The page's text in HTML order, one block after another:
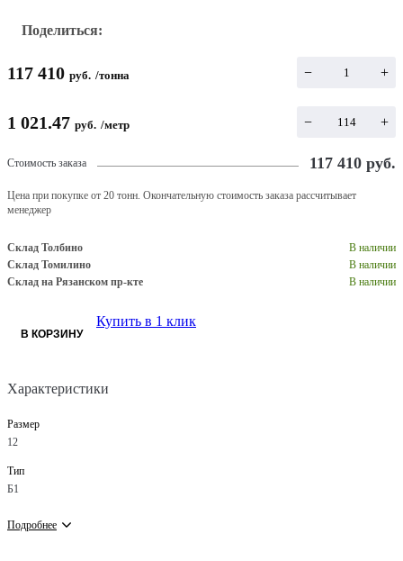
Поделиться:
117 410 руб. /тонна − +
1 021.47 руб. /метр − +
Стоимость заказа 117 410 руб.
Цена при покупке от 20 тонн. Окончательную стоимость заказа рассчитывает
менеджер
Склад Толбино
В наличии
Склад Томилино
В наличии
Склад на Рязанском пр-кте
В наличии
В КОРЗИНУ
Купить в 1 клик
Характеристики
Размер
12
Тип
Б1
Подробнее